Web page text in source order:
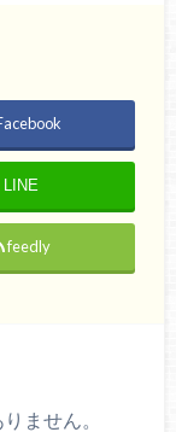
LINE
feedly
ません。